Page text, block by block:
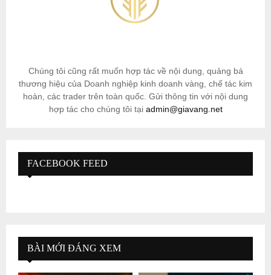
Chúng tôi cũng rất muốn hợp tác về nội dung, quảng bá
thương hiệu của Doanh nghiệp kinh doanh vàng, chế tác kim
hoàn, các trader trên toàn quốc. Gửi thông tin với nội dung
hợp tác cho chúng tôi tại admin@giavang.net
FACEBOOK FEED
BÀI MỚI ĐÁNG XEM